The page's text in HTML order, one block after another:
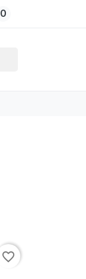
0
favorite_border